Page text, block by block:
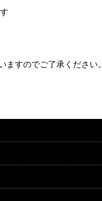
すのでご了承ください。